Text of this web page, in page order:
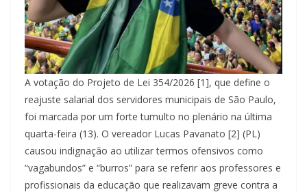
A votação do Projeto de Lei 354/2026 [1], que define o
reajuste salarial dos servidores municipais de São Paulo,
foi marcada por um forte tumulto no plenário na última
quarta-feira (13). O vereador Lucas Pavanato [2] (PL)
causou indignação ao utilizar termos ofensivos como
“vagabundos” e “burros” para se referir aos professores e
profissionais da educação que realizavam greve contra a